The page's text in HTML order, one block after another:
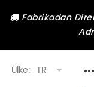
Fabrikadan
Ülke: TR